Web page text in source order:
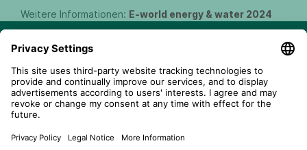
Weitere Informationen: E-world energy & water 2024
telent GmbH